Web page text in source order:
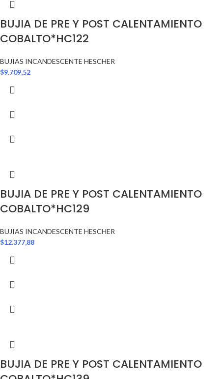
BUJIA DE PRE Y POST CALENTAMIENTO
COBALTO*HC122
BUJIAS INCANDESCENTE HESCHER
$9.709,52
BUJIA DE PRE Y POST CALENTAMIENTO
COBALTO*HC129
BUJIAS INCANDESCENTE HESCHER
$12.377,88
BUJIA DE PRE Y POST CALENTAMIENTO